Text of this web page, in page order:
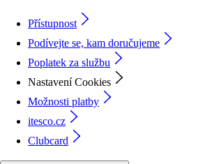
Přístupnost
Podívejte se, kam doručujeme
Poplatek za službu
Nastavení Cookies
Možnosti platby
itesco.cz
Clubcard